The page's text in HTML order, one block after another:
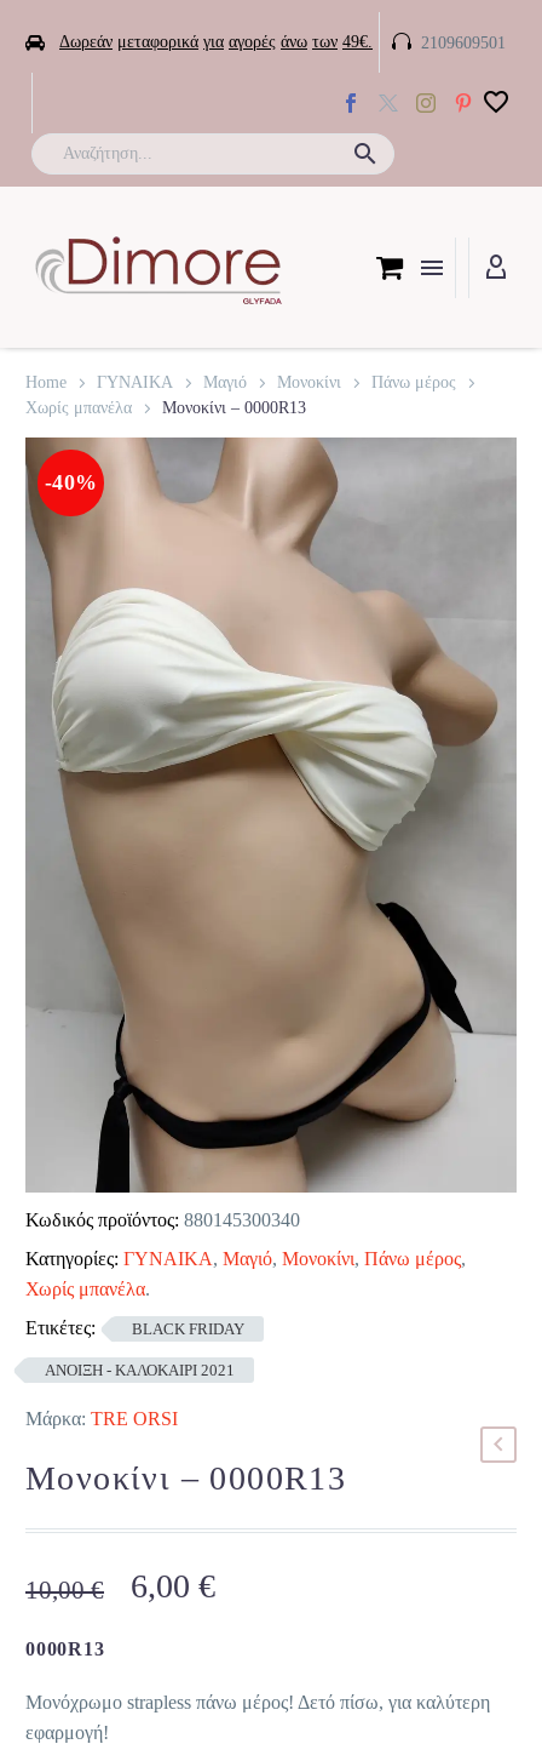
 Δωρεάν μεταφορικά για αγορές άνω των 49€. 
 2109609501
Home ΓΥΝΑΙΚΑ Μαγιό Μονοκίνι
Πάνω μέρος
Χωρίς μπανέλα
Μονοκίνι – 0000R13
-40%
Κωδικός προϊόντος: 880145300340
Κατηγορίες: ΓΥΝΑΙΚΑ, Μαγιό, Μονοκίνι, Πάνω μέρος,
Χωρίς μπανέλα.
Ετικέτες:
BLACK FRIDAY
ΑΝΟΙΞΗ - ΚΑΛΟΚΑΙΡΙ 2021
Μάρκα: TRE ORSI
Μονοκίνι – 0000R13
10,00€
Original
10,00 €.
6,00 €Η
είναι:
6,00 €.
0000R13
Μονόχρωμο strapless πάνω μέρος! Δετό πίσω, για καλύτερη
εφαρμογή!